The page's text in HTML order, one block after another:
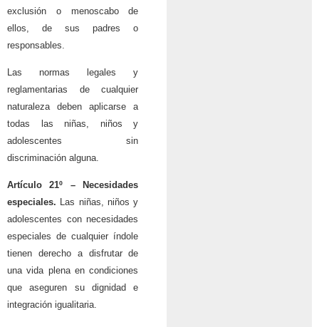
exclusión o menoscabo de
ellos, de sus padres o
responsables.
Las normas legales y
reglamentarias de cualquier
naturaleza deben aplicarse a
todas las niñas, niños y
adolescentes sin
discriminación alguna.
Artículo 21º – Necesidades
especiales. Las niñas, niños y
adolescentes con necesidades
especiales de cualquier índole
tienen derecho a disfrutar de
una vida plena en condiciones
que aseguren su dignidad e
integración igualitaria.